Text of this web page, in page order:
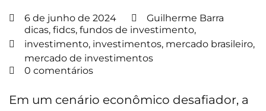
6 de junho de 2024
Guilherme Barra
dicas, fidcs, fundos de investimento,
investimento, investimentos, mercado brasileiro,
mercado de investimentos
0 comentários
Em um cenário econômico desafiador, a